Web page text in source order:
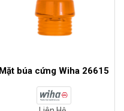
Mặt búa cứng Wiha 26615